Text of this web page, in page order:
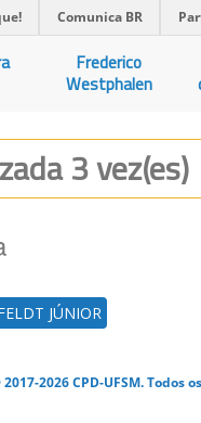
Comunica BR
Frederico
Westphalen
3 vez(es)
JÚNIOR
2026 CPD-UFSM. Todos